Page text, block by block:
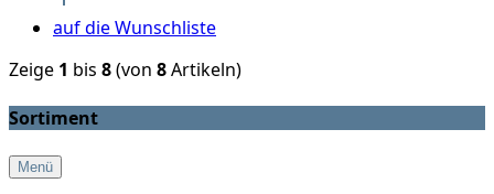
auf die Wunschliste
Zeige 1 bis 8(von 8Artikeln)
Sortiment
Menü